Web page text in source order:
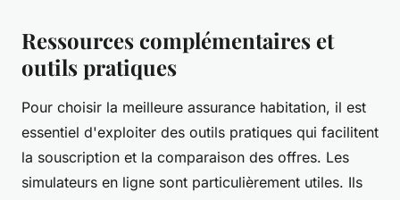
Ressources complémentaires et
outils pratiques
Pour choisir la meilleure assurance habitation, il est
essentiel d'exploiter des outils pratiques qui facilitent
la souscription et la comparaison des offres. Les
simulateurs en ligne sont particulièrement utiles. Ils